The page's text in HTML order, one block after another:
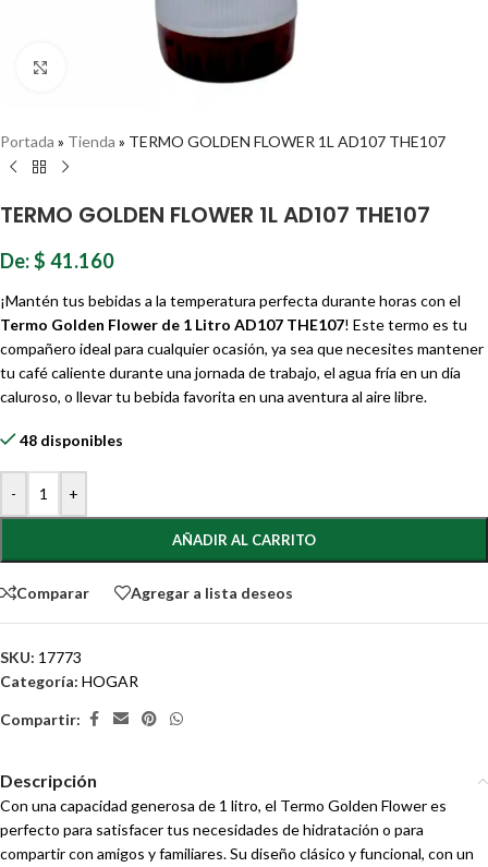
Haz clic para ampliar
Portada » Tienda » TERMO GOLDEN FLOWER 1L AD107 THE107
TERMO GOLDEN FLOWER 1L AD107 THE107
De:$ 41.160
¡Mantén tus bebidas a la temperatura perfecta durante horas con el
Termo Golden Flower de 1 Litro AD107 THE107! Este termo es tu
compañero ideal para cualquier ocasión, ya sea que necesites mantener
tu café caliente durante una jornada de trabajo, el agua fría en un día
caluroso, o llevar tu bebida favorita en una aventura al aire libre.
48 disponibles
- +
AÑADIR AL CARRITO
Comparar Agregar a lista deseos
SKU: 17773
Categoría: HOGAR
Compartir:
Descripción
Con una capacidad generosa de 1 litro, el Termo Golden Flower es
perfecto para satisfacer tus necesidades de hidratación o para
compartir con amigos y familiares. Su diseño clásico y funcional, con un